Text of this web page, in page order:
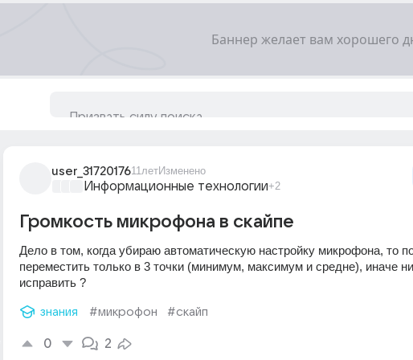
user_3172017611летИзменено
Информационные технологии+2
Громкость микрофона в скайпе
Дело в том, когда убираю автоматическую настройку микрофона, то
переместить только в 3 точки (минимум, максимум и средне), иначе
исправить ?
знания #микрофон #скайп
0 2